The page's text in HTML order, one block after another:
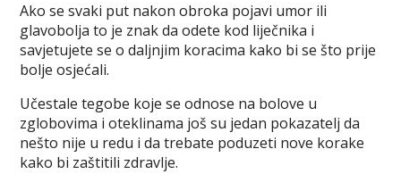
Ako se svaki put nakon obroka pojavi umor ili
glavobolja to je znak da odete kod liječnika i
savjetujete se o daljnjim koracima kako bi se što prije
bolje osjećali.
Učestale tegobe koje se odnose na bolove u
zglobovima i oteklinama još su jedan pokazatelj da
nešto nije u redu i da trebate poduzeti nove korake
kako bi zaštitili zdravlje.